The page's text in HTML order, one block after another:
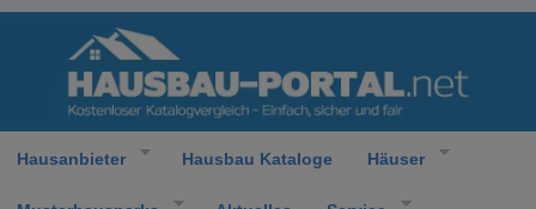
Hausanbieter Hausbau Kataloge Häuser